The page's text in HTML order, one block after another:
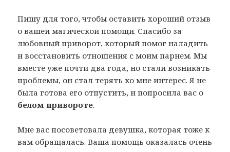
Пишу для того, чтобы оставить хороший отзыв
о вашей магической помощи. Спасибо за
любовный приворот, который помог наладить
и восстановить отношения с моим парнем. Мы
вместе уже почти два года, но стали возникать
проблемы, он стал терять ко мне интерес. Я не
была готова его отпустить, и попросила вас о
белом привороте.
Мне вас посоветовала девушка, которая тоже к
вам обращалась. Ваша помощь оказалась очень